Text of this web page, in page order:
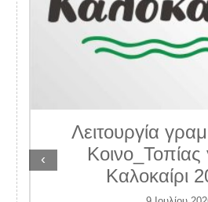
Λειτουργία
Κοινο_Τοπίας
Καλοκαίρι
‹